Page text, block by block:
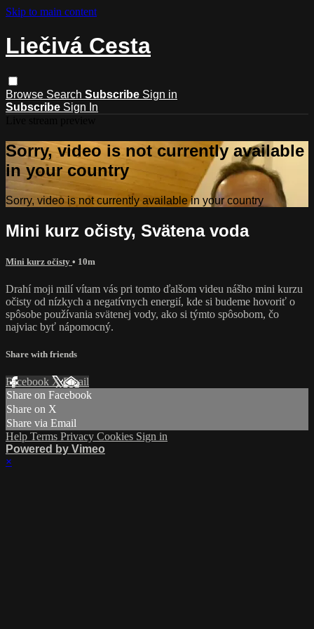
Skip to main content
Liečivá Cesta
Browse Search Subscribe Sign in
Subscribe Sign In
Sorry, video is not currently available
in your country
Sorry, video is not currently available in your country
Mini kurz očisty, Svätena voda
Mini kurz očisty • 10m
Drahí moji milí vítam vás pri tomto ďalšom videu nášho mini kurzu
očisty od nízkych a negatívnych energií, kde si budeme hovoriť o
spôsobe používania svätenej vody, ako si týmto spôsobom, čo
najviac byť nápomocný.
Share with friends
Facebook XEmail
Share on Facebook
Share on X
Share via Email
Help Terms Privacy Cookies Sign in
Powered by Vimeo
×